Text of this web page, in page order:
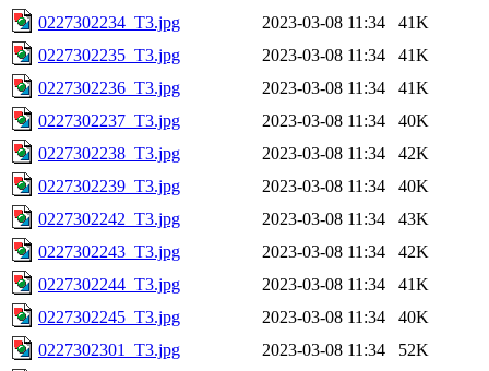
0227302234_T3.jpg
2023-03-08 11:34
41K
0227302235_T3.jpg
2023-03-08 11:34
41K
0227302236_T3.jpg
2023-03-08 11:34
41K
0227302237_T3.jpg
2023-03-08 11:34
40K
0227302238_T3.jpg
2023-03-08 11:34
42K
0227302239_T3.jpg
2023-03-08 11:34
40K
0227302242_T3.jpg
2023-03-08 11:34
43K
0227302243_T3.jpg
2023-03-08 11:34
42K
0227302244_T3.jpg
2023-03-08 11:34
41K
0227302245_T3.jpg
2023-03-08 11:34
40K
0227302301_T3.jpg
2023-03-08 11:34
52K